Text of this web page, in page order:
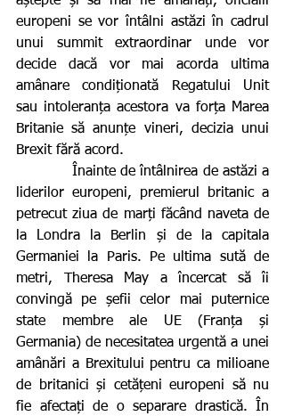
europeni se vor întâlni astăzi în cadrul
unui summit extraordinar unde vor
decide dacă vor mai acorda ultima
amânare condiționată Regatului Unit
sau intoleranța acestora va forța Marea
Britanie să anunțe vineri, decizia unui
Brexit fără acord.
liderilor europeni, premierul britanic a
petrecut ziua de marți făcând naveta de
la Londra la Berlin și de la capitala
Germaniei la Paris. Pe ultima sută de
metri, Theresa May a încercat să îi
convingă pe șefii celor mai puternice
state membre ale UE (Franța și
Germania) de necesitatea urgentă a unei
amânări a Brexitului pentru ca milioane
de britanici și cetățeni europeni să nu
fie afectați de o separare drastică. În